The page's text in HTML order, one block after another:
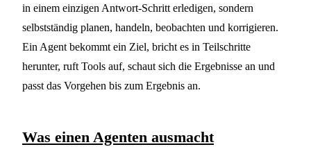
in einem einzigen Antwort-Schritt erledigen, sondern
selbstständig planen, handeln, beobachten und korrigieren.
Ein Agent bekommt ein Ziel, bricht es in Teilschritte
herunter, ruft Tools auf, schaut sich die Ergebnisse an und
passt das Vorgehen bis zum Ergebnis an.
Was einen Agenten ausmacht